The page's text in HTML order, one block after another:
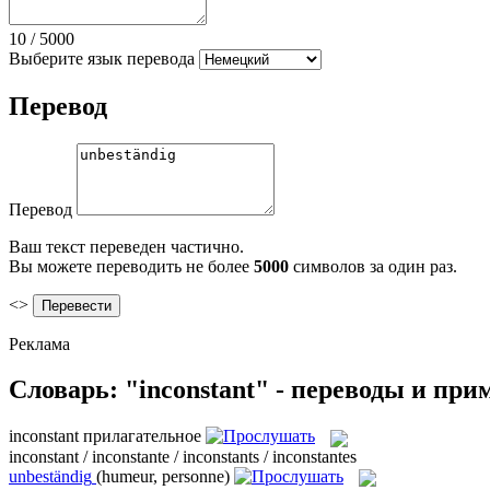
10 / 5000
Выберите язык перевода
Перевод
Перевод
Ваш текст переведен частично.
Вы можете переводить не более 5000 символов за один раз.
<>
Реклама
Словарь: "inconstant" - переводы и
inconstant прилагательное
inconstant / inconstante / inconstants / inconstantes
unbeständig (humeur, personne)